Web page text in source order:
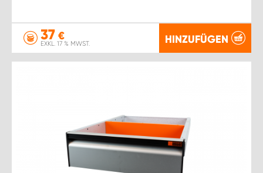
37 €
EXKL. 17 % MWST. HINZUFÜGEN